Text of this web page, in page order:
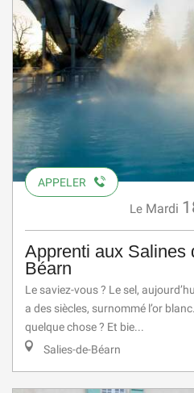
APPELER
Le Mardi
Apprenti aux Salines
Béarn
Le saviez-vous ? Le sel,
a des siècles, surnommé l’or
quelque chose ? Et bie...
Salies-de-Béarn